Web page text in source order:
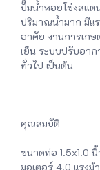
ปั๊มน้ำหอยโข่งสแต
ปริมาณน้ำมาก มีแ
อาศัย งานการเก
เย็น ระบบปรับอา
ทั่วไป เป็นต้น
คุณสมบัติ
ขนาดท่อ 1.5x1.0 นิ้
มอเตอร์ 4.0 แรงม้